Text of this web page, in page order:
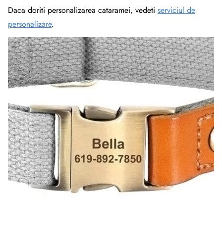
Daca doriti personalizarea cataramei, vedeti serviciul de
personalizare.